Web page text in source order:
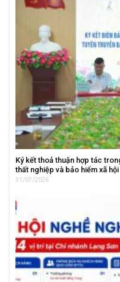
Ký kết thoả thuận hợp tác
thất nghiệp và bảo hiểm xã hội
31/07/2026